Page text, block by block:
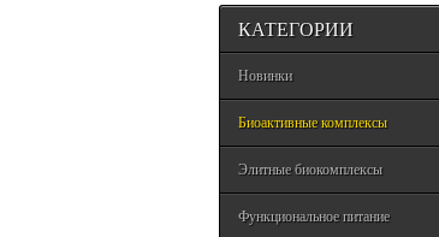
КАТЕГОРИИ
Новинки
Биоактивные комплексы
Элитные биокомплексы
Функциональное питание